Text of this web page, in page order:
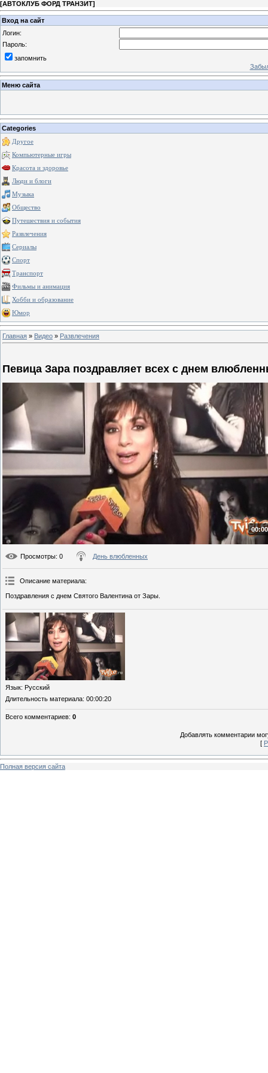
[АВТОКЛУБ ФОРД ТРАНЗИТ]
Вход на сайт
Логин:
Пароль:
запомнить
Меню сайта
Categories
Другое
Компьютерные игры
Красота и здоровье
Люди и блоги
Музыка
Общество
Путешествия и события
Развлечения
Сериалы
Спорт
Транспорт
Фильмы и анимация
Хобби и образование
Юмор
Главная » Видео » Развлечения
Певица Зара поздравляет всех с днем
Просмотры: 0 День влюбленных
Описание материала:
Поздравления с днем Святого Валентина от Зары.
Язык: Русский
Длительность материала: 00:00:20
Всего комментариев: 0
Добавлять комментарии
[
Полная версия сайта